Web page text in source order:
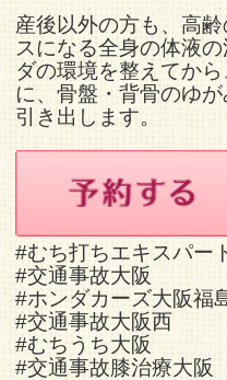
産後以外の方も、高
スになる全身の体液
ダの環境を整えてか
に、骨盤・背骨のゆ
引き出します。
#むち打ちエキスパー
#交通事故大阪
#ホンダカーズ大阪福
#交通事故大阪西
#むちうち大阪
#交通事故膝治療大阪